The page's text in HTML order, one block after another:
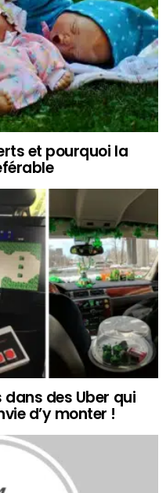
et pourquoi la
des Uber qui
d’y monter !